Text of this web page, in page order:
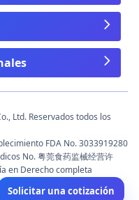
Ltd. Reservados todos los
FDA No. 3033919280
No. 粤莞食药监械经营许
en Derecho completa
Solicitar una cotización